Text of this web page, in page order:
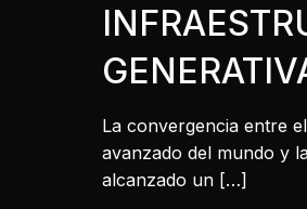
La convergencia entre
avanzado del mundo y
alcanzado un […]